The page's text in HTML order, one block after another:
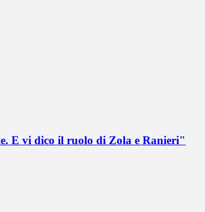
E vi dico il ruolo di Zola e Ranieri"